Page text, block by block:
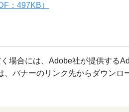
：497KB）
場合には、Adobe社が提供する
バナーのリンク先からダウンロ